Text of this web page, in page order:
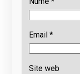
Email *
Site web